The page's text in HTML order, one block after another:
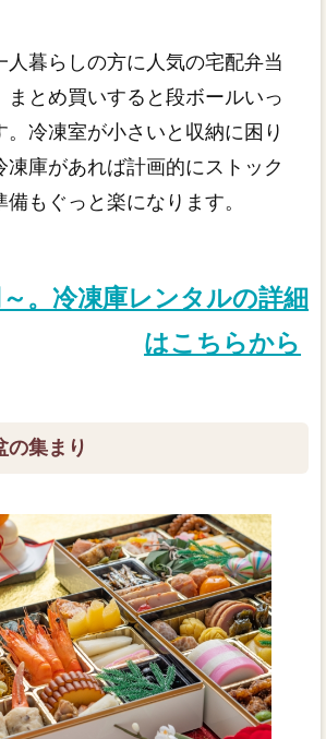
人暮らしの方に人気の宅配弁当
まとめ買いすると段ボールいっ
。冷凍室が小さいと収納に困り
凍庫があれば計画的にストック
もぐっと楽になります。
。冷凍庫レンタルの詳細
はこちらから
の集まり